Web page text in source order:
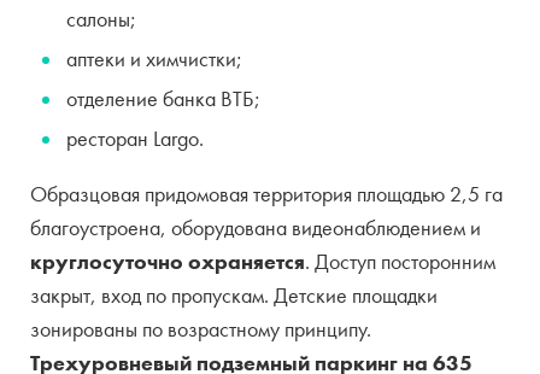
салоны;
аптеки и химчистки;
отделение банка ВТБ;
ресторан Largo.
Образцовая придомовая территория площадью 2,5 га
благоустроена, оборудована видеонаблюдением и
круглосуточно охраняется. Доступ посторонним
закрыт, вход по пропускам. Детские площадки
зонированы по возрастному принципу.
Трехуровневый подземный паркинг на 635